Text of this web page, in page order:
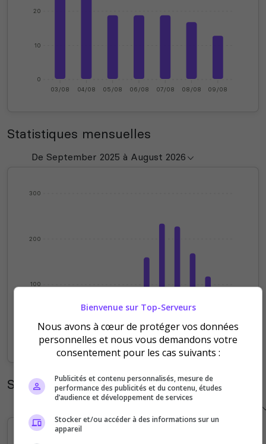
0
10
20
03/08 04/08 05/08 06/08 07/08 08/08 09/08
Statistiques mensuelles
0
100
200
300
Sep Oct Nov Dec Jan Feb Mar Apr May Jun Jul Aug
Statistiques horaires
Bienvenue sur Top-Serveurs
Nous avons à cœur de protéger vos données
personnelles et nous vous demandons votre
consentement pour les cas suivants :
Publicités et contenu personnalisés, mesure de
performance des publicités et du contenu, études
d’audience et développement de services
Stocker et/ou accéder à des informations sur un
appareil